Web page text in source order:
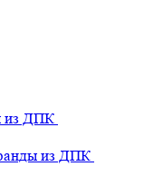
из ДПК
из ДПК